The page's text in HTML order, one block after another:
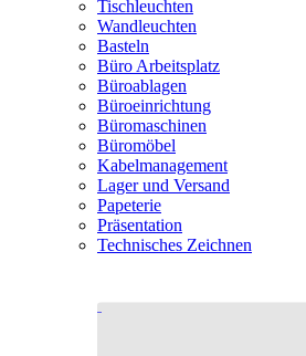
Tischleuchten
Wandleuchten
Basteln
Büro Arbeitsplatz
Büroablagen
Büroeinrichtung
Büromaschinen
Büromöbel
Kabelmanagement
Lager und Versand
Papeterie
Präsentation
Technisches Zeichnen